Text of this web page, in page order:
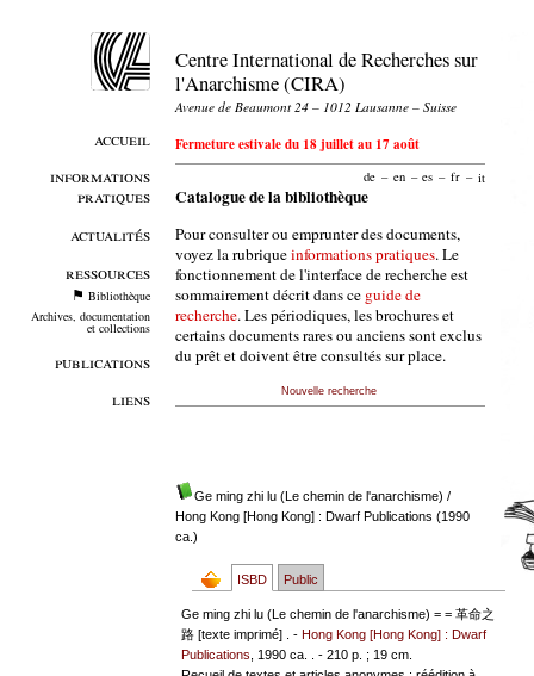
accueil
informations
pratiques
actualités
ressources
Bibliothèque
Archives, documentation
et collections
publications
liens
Centre International de Recherches sur
l'Anarchisme (CIRA)
Avenue de Beaumont 24 – 1012 Lausanne – Suisse
Fermeture estivale du 18 juillet au 17 août
de – en – es – fr – it
Catalogue de la bibliothèque
Pour consulter ou emprunter des documents,
voyez la rubriqueinformations pratiques. Le
fonctionnement de l'interface de recherche est
sommairement décrit dans ce guide de
recherche. Les périodiques, les brochures et
certains documents rares ou anciens sont exclus
du prêt et doivent être consultés sur place.
Nouvelle recherche
Ge ming zhi lu (Le chemin de l'anarchisme) /
Hong Kong [Hong Kong] : Dwarf Publications (1990
ca.)
ISBD Public
Ge ming zhi lu (Le chemin de l'anarchisme) = = 革命之
路 [texte imprimé] . -Hong Kong [Hong Kong] : Dwarf
Publications
, 1990 ca. . - 210 p. ; 19 cm.